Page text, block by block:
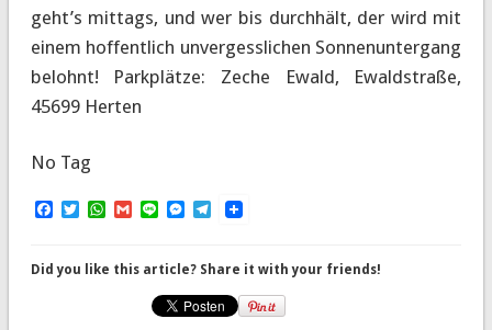
geht’s mittags, und wer bis durchhält, der wird mit
einem hoffentlich unvergesslichen Sonnenuntergang
belohnt! Parkplätze: Zeche Ewald, Ewaldstraße,
45699 Herten
No Tag
Facebook
TwitterWhatsApp
Gmail
LineMessenger
Telegram
Did you like this article? Share it with your friends!